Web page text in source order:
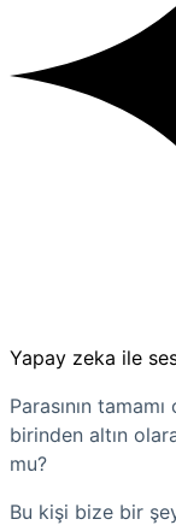
Yapay zeka ile
Parasının
birinden altın
mu?
Bu kişi bize bir